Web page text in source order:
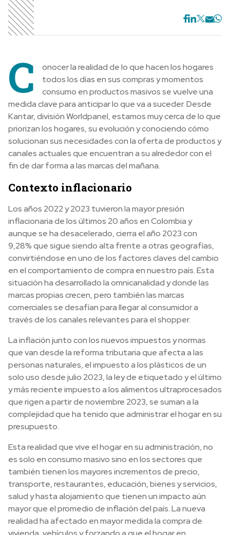
C
onocer la realidad de lo que hacen los hogares
todos los días en sus compras y momentos
consumo en productos masivos se vuelve una
medida clave para anticipar lo que va a suceder. Desde
Kantar, división Worldpanel, estamos muy cerca de lo que
priorizan los hogares, su evolución y conociendo cómo
solucionan sus necesidades con la oferta de productos y
canales actuales que encuentran a su alrededor con el
fin de dar forma a las marcas del mañana.
Contexto inflacionario
Los años 2022 y 2023 tuvieron la mayor presión
inflacionaria de los últimos 20 años en Colombia y
aunque se ha desacelerado, cierra el año 2023 con
9,28% que sigue siendo alta frente a otras geografías,
convirtiéndose en uno de los factores claves del cambio
en el comportamiento de compra en nuestro país. Esta
situación ha desarrollado la omnicanalidad y donde las
marcas propias crecen, pero también las marcas
comerciales se desafían para llegar al consumidor a
través de los canales relevantes para el shopper.
La inflación junto con los nuevos impuestos y normas
que van desde la reforma tributaria que afecta a las
personas naturales, el impuesto a los plásticos de un
solo uso desde julio 2023, la ley de etiquetado y el último
y más reciente impuesto a los alimentos ultraprocesados
que rigen a partir de noviembre 2023, se suman a la
complejidad que ha tenido que administrar el hogar en su
presupuesto.
Esta realidad que vive el hogar en su administración, no
es solo en consumo masivo sino en los sectores que
también tienen los mayores incrementos de precio,
transporte, restaurantes, educación, bienes y servicios,
salud y hasta alojamiento que tienen un impacto aún
mayor que el promedio de inflación del país. La nueva
realidad ha afectado en mayor medida la compra de